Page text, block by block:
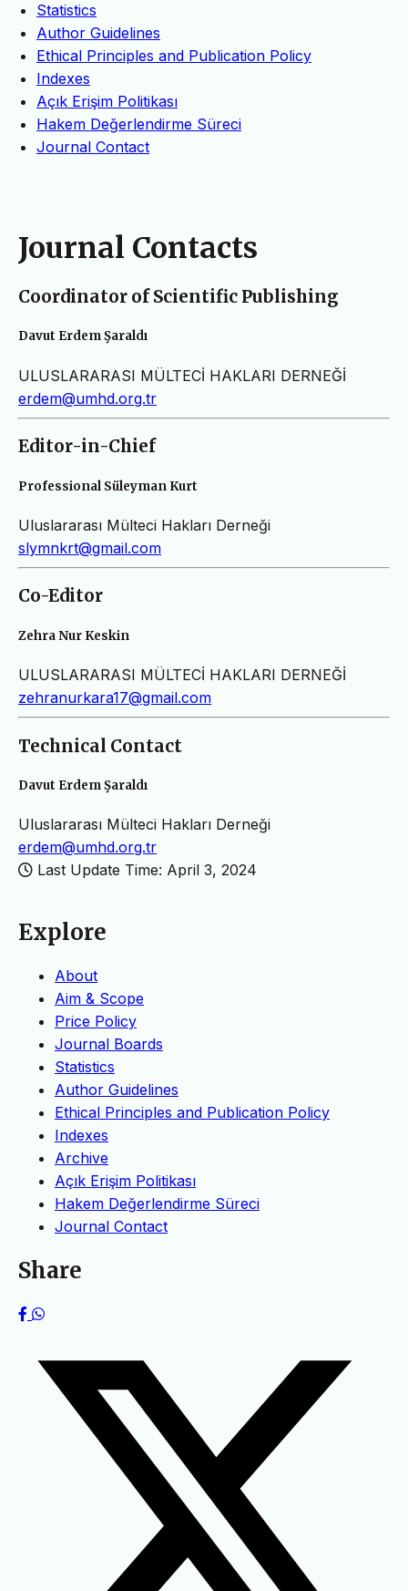
Statistics
Author Guidelines
Ethical Principles and Publication Policy
Indexes
Açık Erişim Politikası
Hakem Değerlendirme Süreci
Journal Contact
Journal Contacts
Coordinator of Scientific Publishing
Davut Erdem Şaraldı
ULUSLARARASI MÜLTECİ HAKLARI DERNEĞİ
erdem@umhd.org.tr
Editor-in-Chief
Professional Süleyman Kurt
Uluslararası Mülteci Hakları Derneği
slymnkrt@gmail.com
Co-Editor
Zehra Nur Keskin
ULUSLARARASI MÜLTECİ HAKLARI DERNEĞİ
zehranurkara17@gmail.com
Technical Contact
Davut Erdem Şaraldı
Uluslararası Mülteci Hakları Derneği
erdem@umhd.org.tr
Last Update Time: April 3, 2024
Explore
About
Aim & Scope
Price Policy
Journal Boards
Statistics
Author Guidelines
Ethical Principles and Publication Policy
Indexes
Archive
Açık Erişim Politikası
Hakem Değerlendirme Süreci
Journal Contact
Share